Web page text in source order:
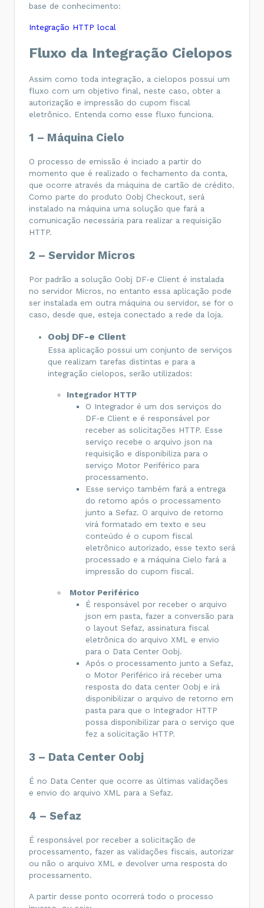
base de conhecimento:
Integração HTTP local
Fluxo da Integração Cielopos
Assim como toda integração, a cielopos possui um
fluxo com um objetivo final, neste caso, obter a
autorização e impressão do cupom fiscal
eletrônico. Entenda como esse fluxo funciona.
1 – Máquina Cielo
O processo de emissão é inciado a partir do
momento que é realizado o fechamento da conta,
que ocorre através da máquina de cartão de crédito.
Como parte do produto Oobj Checkout, será
instalado na máquina uma solução que fará a
comunicação necessária para realizar a requisição
HTTP.
2 – Servidor Micros
Por padrão a solução Oobj DF-e Client é instalada
no servidor Micros, no entanto essa aplicação pode
ser instalada em outra máquina ou servidor, se for o
caso, desde que, esteja conectado a rede da loja.
Oobj DF-e Client
Essa aplicação possui um conjunto de serviços
que realizam tarefas distintas e para a
integração cielopos, serão utilizados:
Integrador HTTP
O Integrador é um dos serviços do
DF-e Client e é responsável por
receber as solicitações HTTP. Esse
serviço recebe o arquivo json na
requisição e disponibiliza para o
serviço Motor Periférico para
processamento.
Esse serviço também fará a entrega
do retorno após o processamento
junto a Sefaz. O arquivo de retorno
virá formatado em texto e seu
conteúdo é o cupom fiscal
eletrônico autorizado, esse texto será
processado e a máquina Cielo fará a
impressão do cupom fiscal.
Motor Periférico
É responsável por receber o arquivo
json em pasta, fazer a conversão para
o layout Sefaz, assinatura fiscal
eletrônica do arquivo XML e envio
para o Data Center Oobj.
Após o processamento junto a Sefaz,
o Motor Periférico irá receber uma
resposta do data center Oobj e irá
disponibilizar o arquivo de retorno em
pasta para que o Integrador HTTP
possa disponibilizar para o serviço que
fez a solicitação HTTP.
3 – Data Center Oobj
É no Data Center que ocorre as últimas validações
e envio do arquivo XML para a Sefaz.
4 – Sefaz
É responsável por receber a solicitação de
processamento, fazer as validações fiscais, autorizar
ou não o arquivo XML e devolver uma resposta do
processamento.
A partir desse ponto ocorrerá todo o processo